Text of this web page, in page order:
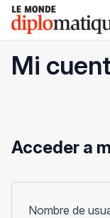
Skip
content
Le monde
Mi
Acceder a
Nombre de